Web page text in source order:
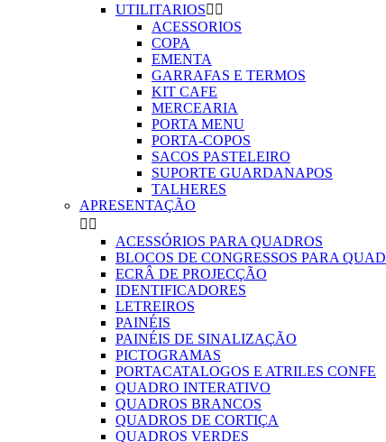
UTILITARIOS 
ACESSORIOS
COPA
EMENTA
GARRAFAS E TERMOS
KIT CAFE
MERCEARIA
PORTA MENU
PORTA-COPOS
SACOS PASTELEIRO
SUPORTE GUARDANAPOS
TALHERES
APRESENTAÇÃO
 
ACESSÓRIOS PARA QUADROS
BLOCOS DE CONGRESSOS PARA QUAD
ECRÂ DE PROJECÇÃO
IDENTIFICADORES
LETREIROS
PAINÉIS
PAINÉIS DE SINALIZAÇÃO
PICTOGRAMAS
PORTACATALOGOS E ATRILES CONFE
QUADRO INTERATIVO
QUADROS BRANCOS
QUADROS DE CORTIÇA
QUADROS VERDES